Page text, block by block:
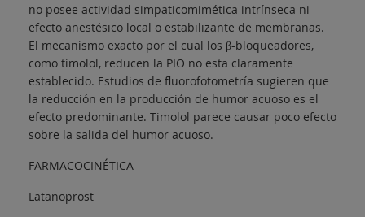
no posee actividad simpaticomimética intrínseca ni
efecto anestésico local o estabilizante de membranas.
El mecanismo exacto por el cual los β-bloqueadores,
como timolol, reducen la PIO no esta claramente
establecido. Estudios de fluorofotometría sugieren que
la reducción en la producción de humor acuoso es el
efecto predominante. Timolol parece causar poco efecto
sobre la salida del humor acuoso.
FARMACOCINÉTICA
Latanoprost